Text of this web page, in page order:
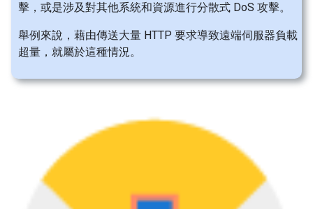
擊，或是涉及對其他系統和資源進行分散式 DoS 攻擊。
舉例來說，藉由傳送大量 HTTP 要求導致遠端伺服器負載
超量，就屬於這種情況。